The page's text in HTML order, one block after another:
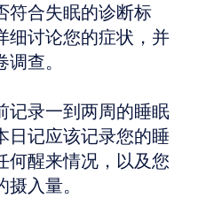
符合失眠的诊断标
细讨论您的症状，并
查。
记录一到两周的睡眠
日记应该记录您的睡
何醒来情况，以及您
入量。